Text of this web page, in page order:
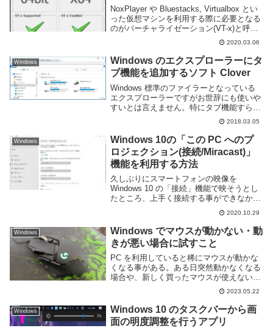
NoxPlayer や Bluestacks, Virtualbox とい
った仮想マシンを利用する際に必要となる
のがバーチャライゼーション(VT-x)と呼ば
れる機能だ。これを利用する事で仮想マシ
ンを動かすことができたり、より高速に動
作するこ...
2020.03.06
Windows
Windows のエクスプローラーにタ
ブ機能を追加するソフト Clover
Windows 標準のファイラーとなっている
エクスプローラーですがお世辞にも使いや
すいとは言えません。特にタブ機能すらな
いのは致命的です。自分は普段は Asr とい
うサードパーティ製の多機能ファイラーを
利用していますがそこまでの機能は不要
と...
2018.03.05
Windows
Windows 10の「この PC へのプ
ロジェクション(接続/Miracast)」
機能を利用する方法
久しぶりにスマートフォンの映像を
Windows 10 の「接続」機能で映そうとし
たところ、上手く接続する事ができなかっ
た。設定項目を確認してみると、「この
PC へのプロジェクション」機能が全てグ
レーアウトされており何も操作できない状
態で...
2020.10.29
Windows
Windows でマウスが動かない・動
きが悪い場合に試すこと
PC を利用していると稀にマウスが動かな
くなる事がある。ある日突然動かなくなる
場合や、新しく買ったマウスが使えない場
合もあると思う。マウス無しで PC を操作
するのはとても難しいため、動かないと困
る人だろう。一口にマウスが動かないとい
っても...
2023.05.22
Windows
Windows 10 のタスクバーから画
面の明度調整を行うアプリ